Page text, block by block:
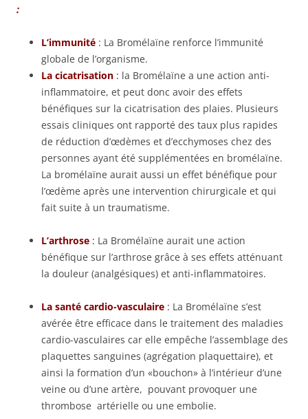
:
L’immunité : La Bromélaïne renforce l’immunité
globale de l’organisme.
La cicatrisation : la Bromélaïne a une action anti-
inflammatoire, et peut donc avoir des effets
bénéfiques sur la cicatrisation des plaies. Plusieurs
essais cliniques ont rapporté des taux plus rapides
de réduction d’œdèmes et d’ecchymoses chez des
personnes ayant été supplémentées en bromélaïne.
La bromélaïne aurait aussi un effet bénéfique pour
l’œdème après une intervention chirurgicale et qui
fait suite à un traumatisme.
L’arthrose : La Bromélaïne aurait une action
bénéfique sur l’arthrose grâce à ses effets atténuant
la douleur (analgésiques) et anti-inflammatoires.
La santé cardio-vasculaire : La Bromélaïne s’est
avérée être efficace dans le traitement des maladies
cardio-vasculaires car elle empêche l’assemblage des
plaquettes sanguines (agrégation plaquettaire), et
ainsi la formation d’un «bouchon» à l’intérieur d’une
veine ou d’une artère, pouvant provoquer une
thrombose artérielle ou une embolie.